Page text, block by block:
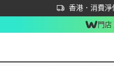
香港．消費
立即成為易賞
首次APP下單買滿
門店